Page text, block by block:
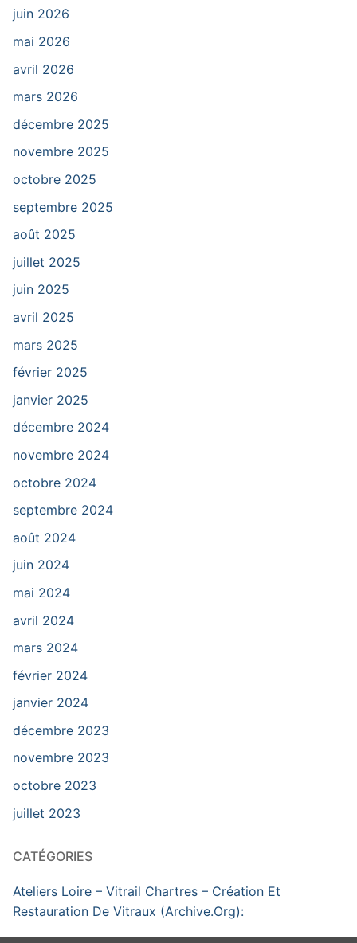
juin 2026
mai 2026
avril 2026
mars 2026
décembre 2025
novembre 2025
octobre 2025
septembre 2025
août 2025
juillet 2025
juin 2025
avril 2025
mars 2025
février 2025
janvier 2025
décembre 2024
novembre 2024
octobre 2024
septembre 2024
août 2024
juin 2024
mai 2024
avril 2024
mars 2024
février 2024
janvier 2024
décembre 2023
novembre 2023
octobre 2023
juillet 2023
CATÉGORIES
Ateliers Loire – Vitrail Chartres – Création Et
Restauration De Vitraux (Archive.Org):